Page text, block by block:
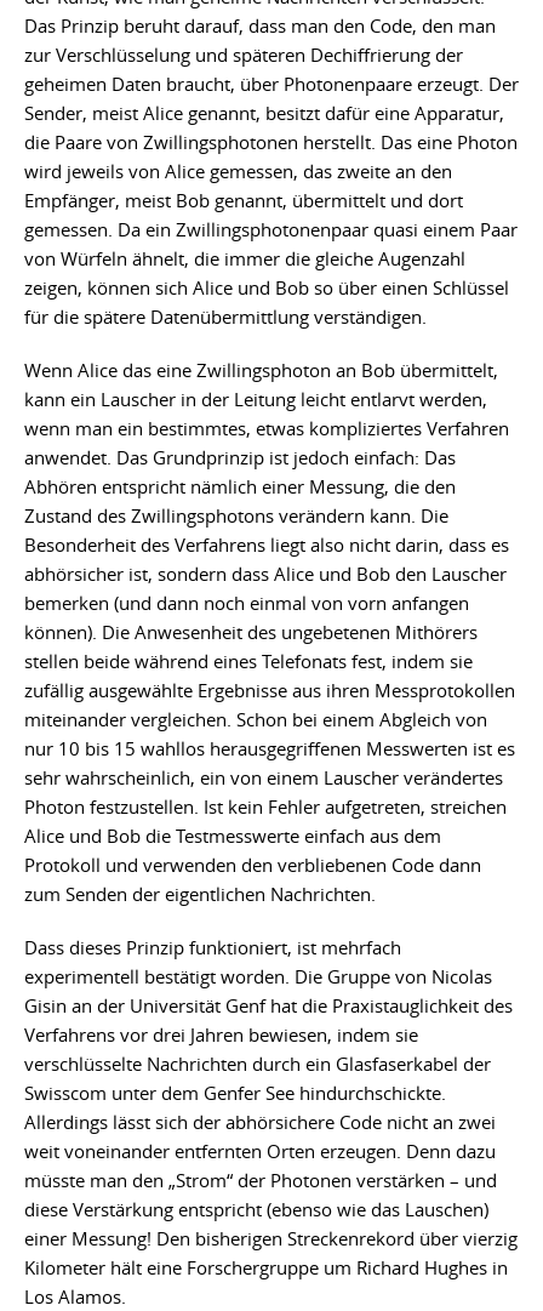
Das Prinzip beruht darauf, dass man den Code, den man
zur Verschlüsselung und späteren Dechiffrierung der
geheimen Daten braucht, über Photonenpaare erzeugt. Der
Sender, meist Alice genannt, besitzt dafür eine Apparatur,
die Paare von Zwillingsphotonen herstellt. Das eine Photon
wird jeweils von Alice gemessen, das zweite an den
Empfänger, meist Bob genannt, übermittelt und dort
gemessen. Da ein Zwillingsphotonenpaar quasi einem Paar
von Würfeln ähnelt, die immer die gleiche Augenzahl
zeigen, können sich Alice und Bob so über einen Schlüssel
für die spätere Datenübermittlung verständigen.
Wenn Alice das eine Zwillingsphoton an Bob übermittelt,
kann ein Lauscher in der Leitung leicht entlarvt werden,
wenn man ein bestimmtes, etwas kompliziertes Verfahren
anwendet. Das Grundprinzip ist jedoch einfach: Das
Abhören entspricht nämlich einer Messung, die den
Zustand des Zwillingsphotons verändern kann. Die
Besonderheit des Verfahrens liegt also nicht darin, dass es
abhörsicher ist, sondern dass Alice und Bob den Lauscher
bemerken (und dann noch einmal von vorn anfangen
können). Die Anwesenheit des ungebetenen Mithörers
stellen beide während eines Telefonats fest, indem sie
zufällig ausgewählte Ergebnisse aus ihren Messprotokollen
miteinander vergleichen. Schon bei einem Abgleich von
nur 10 bis 15 wahllos herausgegriffenen Messwerten ist es
sehr wahrscheinlich, ein von einem Lauscher verändertes
Photon festzustellen. Ist kein Fehler aufgetreten, streichen
Alice und Bob die Testmesswerte einfach aus dem
Protokoll und verwenden den verbliebenen Code dann
zum Senden der eigentlichen Nachrichten.
Dass dieses Prinzip funktioniert, ist mehrfach
experimentell bestätigt worden. Die Gruppe von Nicolas
Gisin an der Universität Genf hat die Praxistauglichkeit des
Verfahrens vor drei Jahren bewiesen, indem sie
verschlüsselte Nachrichten durch ein Glasfaserkabel der
Swisscom unter dem Genfer See hindurchschickte.
Allerdings lässt sich der abhörsichere Code nicht an zwei
weit voneinander entfernten Orten erzeugen. Denn dazu
müsste man den „Strom“ der Photonen verstärken – und
diese Verstärkung entspricht (ebenso wie das Lauschen)
einer Messung! Den bisherigen Streckenrekord über vierzig
Kilometer hält eine Forschergruppe um Richard Hughes in
Los Alamos.